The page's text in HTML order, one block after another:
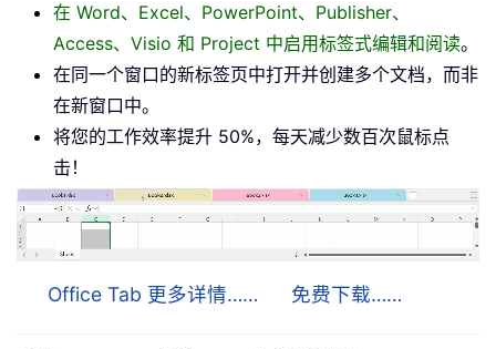
在 Word、Excel、PowerPoint、Publisher、
Access、Visio 和 Project 中启用标签式编辑和阅读。
在同一个窗口的新标签页中打开并创建多个文档，而非
在新窗口中。
将您的工作效率提升 50%，每天减少数百次鼠标点
击！
Office Tab 更多详情…… 免费下载……